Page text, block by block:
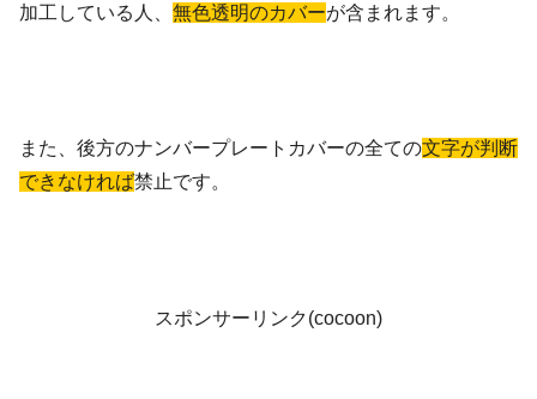
加工している人、 無色透明のカバーが含まれます。
また、後方のナンバープレートカバーの全ての文字が判断
できなければ禁止です。
スポンサーリンク(cocoon)